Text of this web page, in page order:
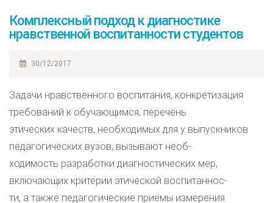
Комплексный подход к диагностике
нравственной воспитанности студентов
30/12/2017
Задачи нравственного воспитания, конкретизация
требований к обучающимся, перечень
этических качеств, необходимых для у выпускников
педагогических вузов, вызывают необ-
ходимость разработки диагностических мер,
включающих критерии этической воспитаннос-
ти, а также педагогические приёмы измерения